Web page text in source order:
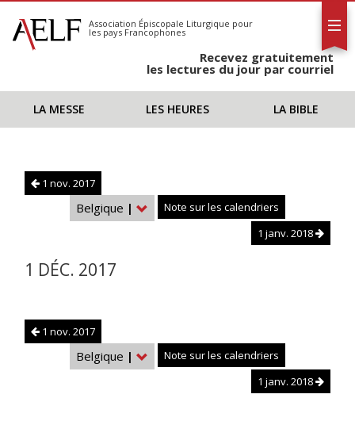
S'abonner
Calendrier
Association Épiscopale Liturgique pour
les pays Francophones
Recevez gratuitement
les lectures du jour par courriel
LA MESSE LES HEURES LA BIBLE
1 nov. 2017
Belgique |
Note sur les calendriers
1 janv. 2018
1 DÉC. 2017
1 nov. 2017
Belgique |
Note sur les calendriers
1 janv. 2018